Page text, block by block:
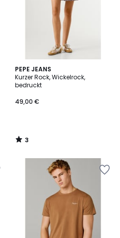
PEPE JEANS
Kurzer Rock, Wickelrock,
bedruckt
49,00 €
3
/
5
3
/